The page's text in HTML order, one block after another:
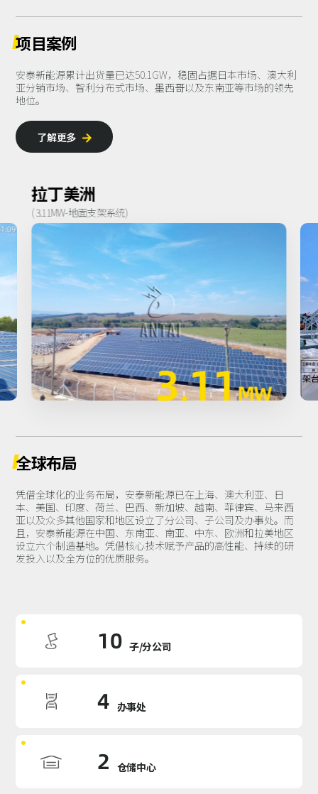
项目案例
安泰新能源累计出货量已达50.1GW，稳固占据日本市场、澳大利
亚分销市场、智利分布式市场、墨西哥以及东南亚等市场的领先
地位。
了解更多 
( 2468.4KW-地面支架系统)
全球布局
凭借全球化的业务布局，安泰新能源已在上海、澳大利亚、日
本、美国、印度、荷兰、巴西、新加坡、越南、菲律宾、马来西
亚以及众多其他国家和地区设立了分公司、子公司及办事处。而
且，安泰新能源在中国、东南亚、南亚、中东、欧洲和拉美地区
设立六个制造基地。凭借核心技术赋予产品的高性能、持续的研
发投入以及全方位的优质服务。
10 子/分公司
4 办事处
2 仓储中心